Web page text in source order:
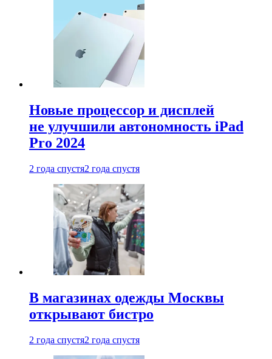
Новые процессор и дисплей
не улучшили автономность iPad
Pro 2024
2 года спустя2 года спустя
В магазинах одежды Москвы
открывают бистро
2 года спустя2 года спустя